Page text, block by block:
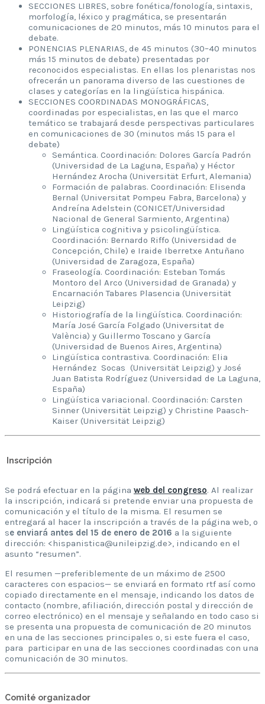
SECCIONES LIBRES, sobre fonética/fonología, sintaxis,
morfología, léxico y pragmática, se presentarán
comunicaciones de 20 minutos, más 10 minutos para el
debate.
PONENCIAS PLENARIAS, de 45 minutos (30–40 minutos
más 15 minutos de debate) presentadas por
reconocidos especialistas. En ellas los plenaristas nos
ofrecerán un panorama diverso de las cuestiones de
clases y categorías en la lingüística hispánica.
SECCIONES COORDINADAS MONOGRÁFICAS,
coordinadas por especialistas, en las que el marco
temático se trabajará desde perspectivas particulares
en comunicaciones de 30 (minutos más 15 para el
debate)
Semántica. Coordinación: Dolores García Padrón
(Universidad de La Laguna, España) y Héctor
Hernández Arocha (Universität Erfurt, Alemania)
Formación de palabras. Coordinación: Elisenda
Bernal (Universitat Pompeu Fabra, Barcelona) y
Andreína Adelstein (CONICET/Universidad
Nacional de General Sarmiento, Argentina)
Lingüística cognitiva y psicolingüística.
Coordinación: Bernardo Riffo (Universidad de
Concepción, Chile) e Iraide Iberretxe Antuñano
(Universidad de Zaragoza, España)
Fraseología. Coordinación: Esteban Tomás
Montoro del Arco (Universidad de Granada) y
Encarnación Tabares Plasencia (Universität
Leipzig)
Historiografía de la lingüística. Coordinación:
María José García Folgado (Universitat de
València) y Guillermo Toscano y García
(Universidad de Buenos Aires, Argentina)
Lingüística contrastiva. Coordinación: Elia
Hernández Socas (Universität Leipzig) y José
Juan Batista Rodríguez (Universidad de La Laguna,
España)
Lingüística variacional. Coordinación: Carsten
Sinner (Universität Leipzig) y Christine Paasch-
Kaiser (Universität Leipzig)
Inscripción
Se podrá efectuar en la página web del congreso. Al realizar
la inscripción, indicará si pretende enviar una propuesta de
comunicación y el título de la misma. El resumen se
entregará al hacer la inscripción a través de la página web, o
se enviará antes del 15 de enero de 2016 a la siguiente
dirección: <hispanistica@unileipzig.de>, indicando en el
asunto “resumen”.
El resumen —preferiblemente de un máximo de 2500
caracteres con espacios— se enviará en formato rtf así como
copiado directamente en el mensaje, indicando los datos de
contacto (nombre, afiliación, dirección postal y dirección de
correo electrónico) en el mensaje y señalando en todo caso si
se presenta una propuesta de comunicación de 20 minutos
en una de las secciones principales o, si este fuera el caso,
para participar en una de las secciones coordinadas con una
comunicación de 30 minutos.
Comité organizador